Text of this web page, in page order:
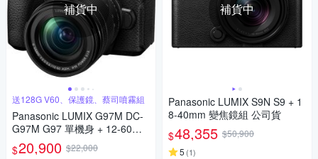
補貨中
送128G V60、保護鏡、蔡司噴霧組
Panasonic LUMIX G97M DC-
G97M G97 單機身 + 12-60mm
變焦鏡組 公司貨
$20,900 $22,000
補貨中
Panasonic LUMIX S9N S9 + 1
8-40mm 變焦鏡組 公司貨
$48,355 $50,900
5 (1)